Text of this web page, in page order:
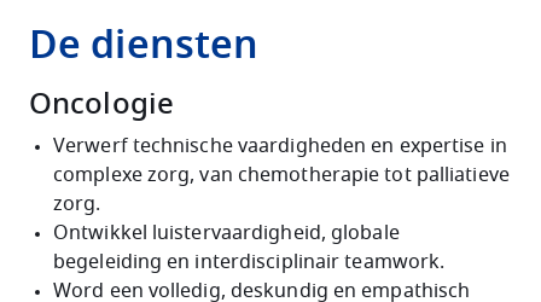
De diensten
Oncologie
Verwerf technische vaardigheden en expertise in
complexe zorg, van chemotherapie tot palliatieve
zorg.
Ontwikkel luistervaardigheid, globale
begeleiding en interdisciplinair teamwork.
Word een volledig, deskundig en empathisch